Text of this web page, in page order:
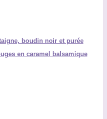
boudin noir et purée
en caramel balsamique